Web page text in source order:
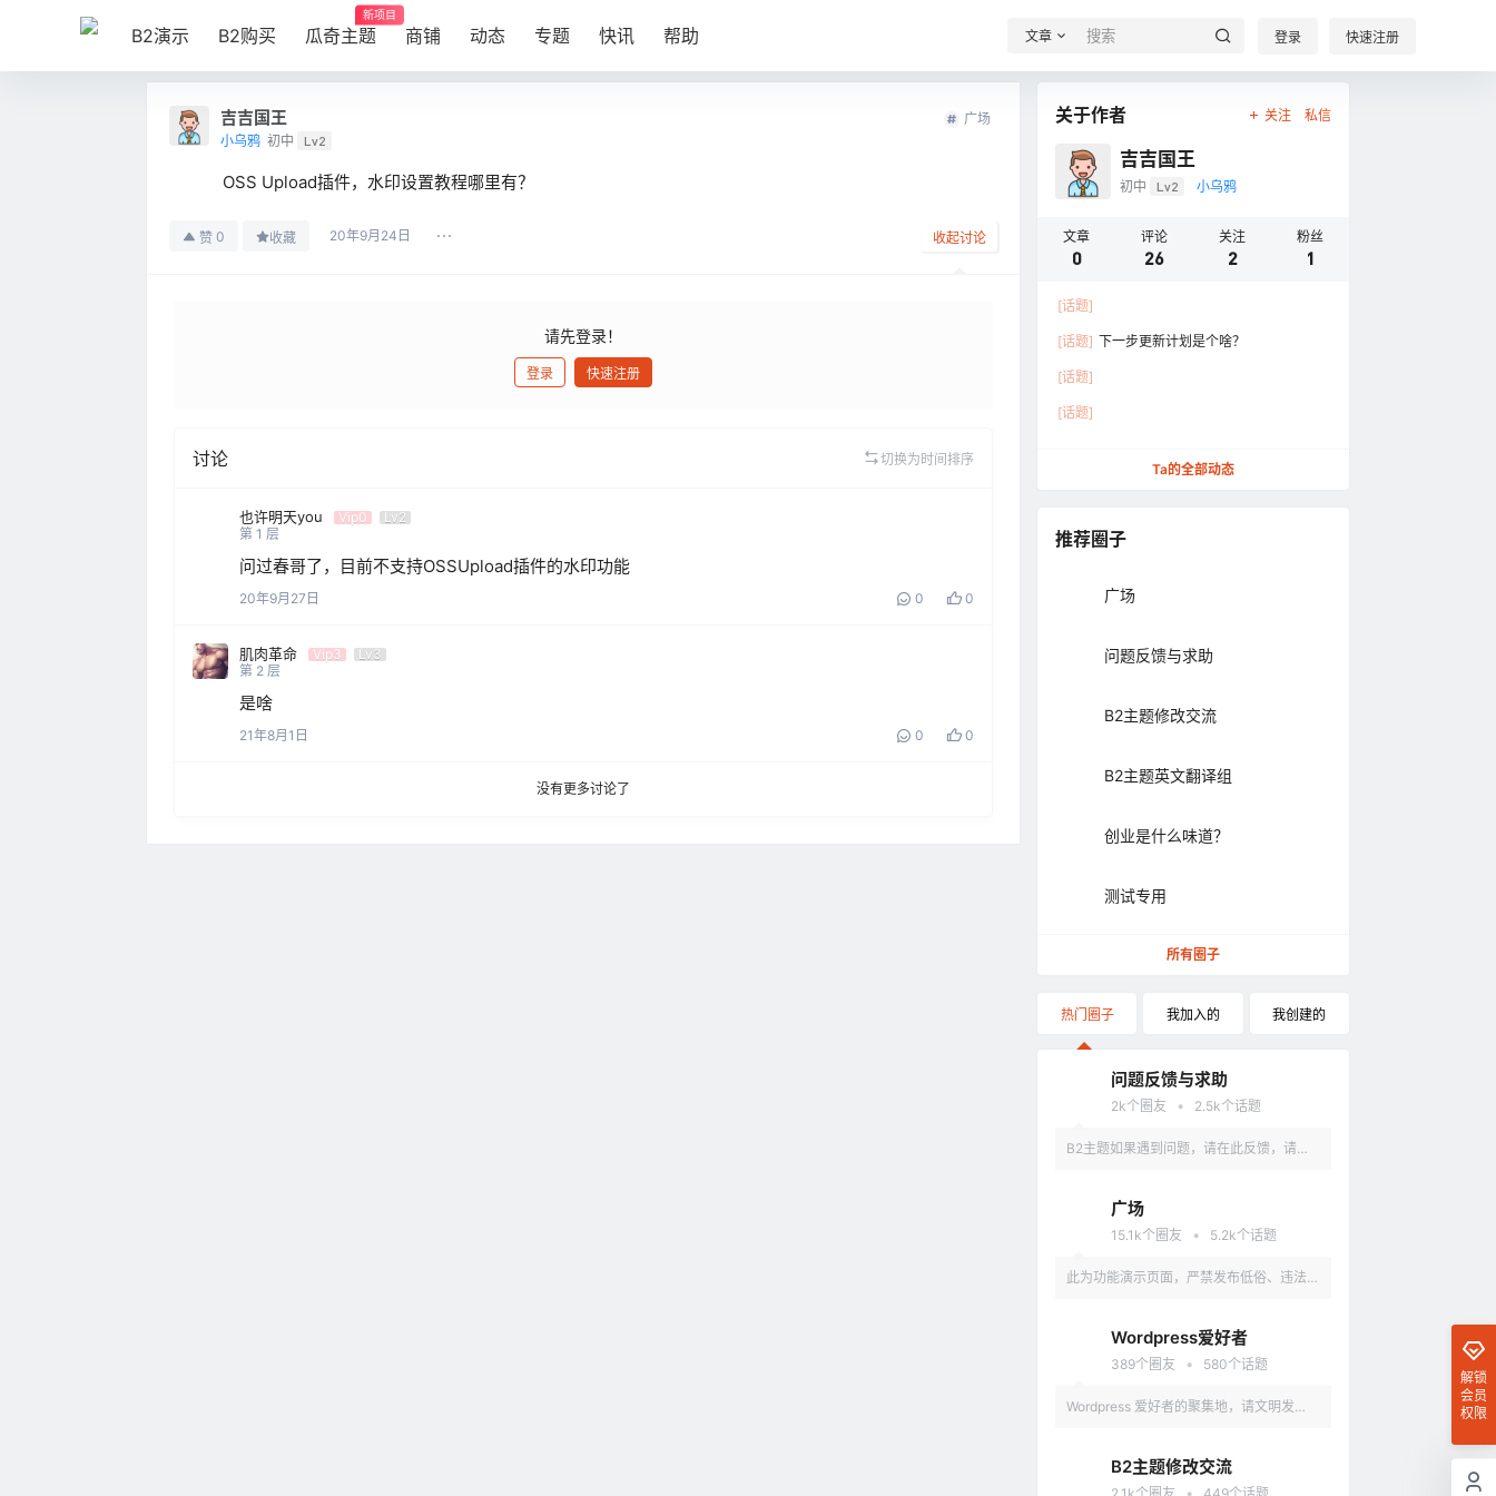
B2演示 B2购买 瓜奇主题
新项目
商铺 动态 专题 快讯 帮助 文章 登录 快速注册
吉吉国王
小乌鸦 初中 Lv2
广场
OSS Upload插件，水印设置教程哪里有？
赞 0 收藏 20年9月24日 收起讨论
请先登录！
登录 快速注册
讨论 切换为时间排序
也许明天you Vip0
Lv2
第 1 层
问过春哥了，目前不支持OSSUpload插件的水印功能
20年9月27日 0 0
肌肉革命 Vip3
Lv3
第 2 层
是啥
21年8月1日 0 0
没有更多讨论了
关于作者 关注 私信
吉吉国王
初中 Lv2 小乌鸦
文章
0
评论
26
关注
2
粉丝
1
[话题]
[话题] 下一步更新计划是个啥？
[话题]
[话题]
Ta的全部动态
推荐圈子
广场
问题反馈与求助
B2主题修改交流
B2主题英文翻译组
创业是什么味道？
测试专用
所有圈子
热门圈子 我加入的 我创建的
问题反馈与求助
2k个圈友 • 2.5k个话题
B2主题如果遇到问题，请在此反馈，请具
广场
15.1k个圈友 • 5.2k个话题
此为功能演示页面，严禁发布低俗、违法、
Wordpress爱好者
389个圈友 • 580个话题
Wordpress 爱好者的聚集地，请文明发
B2主题修改交流
解锁
会员
权限